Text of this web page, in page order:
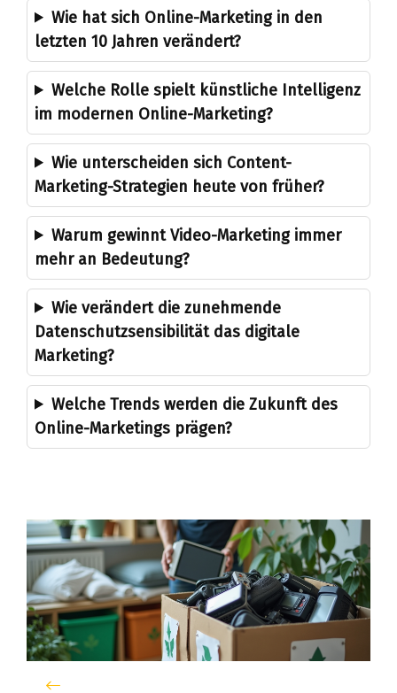
Wie hat sich Online-Marketing in den
letzten 10 Jahren verändert?
Welche Rolle spielt künstliche Intelligenz
im modernen Online-Marketing?
Wie unterscheiden sich Content-
Marketing-Strategien heute von früher?
Warum gewinnt Video-Marketing immer
mehr an Bedeutung?
Wie verändert die zunehmende
Datenschutzsensibilität das digitale
Marketing?
Welche Trends werden die Zukunft des
Online-Marketings prägen?